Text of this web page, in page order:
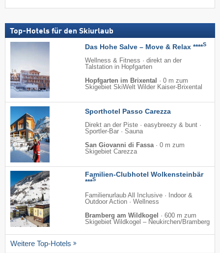
Top-Hotels für den Skiurlaub
Das Hohe Salve – Move & Relax ****S
Wellness & Fitness · direkt an der
Talstation in Hopfgarten
Hopfgarten im Brixental
· 0 m zum
Skigebiet SkiWelt Wilder Kaiser-Brixental
Sporthotel Passo Carezza
Direkt an der Piste · easybreezy & bunt ·
Sportler-Bar · Sauna
San Giovanni di Fassa · 0 m zum
Skigebiet Carezza
Familien-Clubhotel Wolkensteinbär
***S
Familienurlaub All Inclusive · Indoor &
Outdoor Action · Wellness
Bramberg am Wildkogel
· 600 m zum
Skigebiet Wildkogel – Neukirchen/​Bramberg
Weitere Top-Hotels